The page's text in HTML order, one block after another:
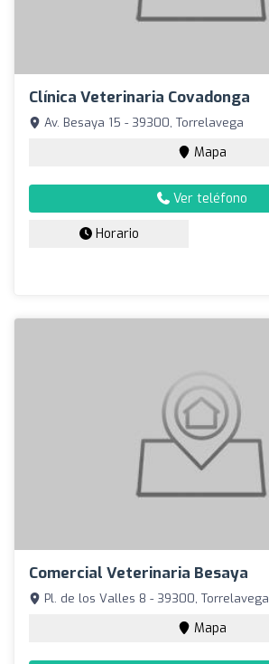
Clínica Veterinaria Covadonga
Av. Besaya 15 - 39300, Torrelavega
Mapa
Ver teléfono
Horario
Comercial Veterinaria Besaya
Pl. de los Valles 8 - 39300, Torrelavega
Mapa